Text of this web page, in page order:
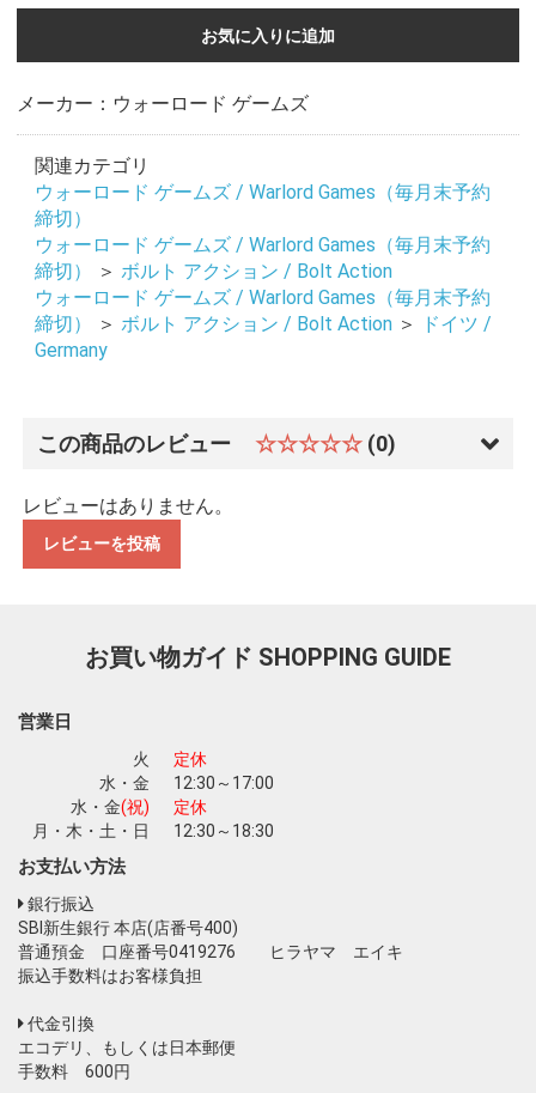
お買い物を続ける カートへ進む
お気に入りに追加
メーカー：ウォーロード ゲームズ
関連カテゴリ
ウォーロード ゲームズ / Warlord Games（毎月末予約
締切）
ウォーロード ゲームズ / Warlord Games（毎月末予約
締切）
＞ ボルト アクション / Bolt Action
ウォーロード ゲームズ / Warlord Games（毎月末予約
締切）
＞ ボルト アクション / Bolt Action ＞
ドイツ /
Germany
この商品のレビュー ☆☆☆☆☆ (0)
レビューはありません。
レビューを投稿
お買い物ガイド SHOPPING GUIDE
営業日
火
定休
水・金
12:30～17:00
水・金(祝)
定休
月・木・土・日
12:30～18:30
お支払い方法
銀行振込
SBI新生銀行 本店(店番号400)
普通預金 口座番号0419276 ヒラヤマ エイキ
振込手数料はお客様負担
代金引換
エコデリ、もしくは日本郵便
手数料 600円